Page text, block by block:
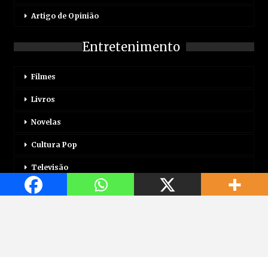
Artigo de Opinião
Entretenimento
Filmes
Livros
Novelas
Cultura Pop
Televisão
Mais